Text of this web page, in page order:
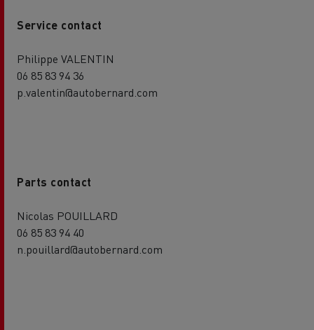
Service contact
Philippe VALENTIN
06 85 83 94 36
p.valentin@autobernard.com
Parts contact
Nicolas POUILLARD
06 85 83 94 40
n.pouillard@autobernard.com